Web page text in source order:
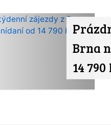
Brna
14 790